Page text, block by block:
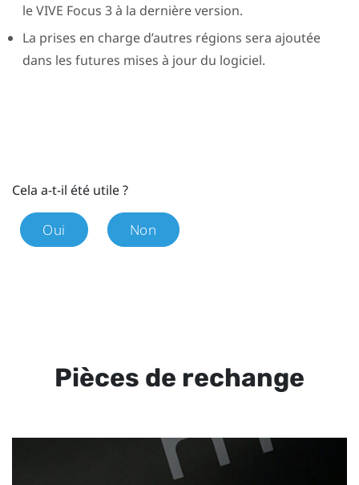
leVIVE Focus 3à la dernière version.
La prises en charge d’autres régions sera ajoutée
dans les futures mises à jour du logiciel.
Cela a-t-il été utile ?
Oui Non
Pièces de rechange